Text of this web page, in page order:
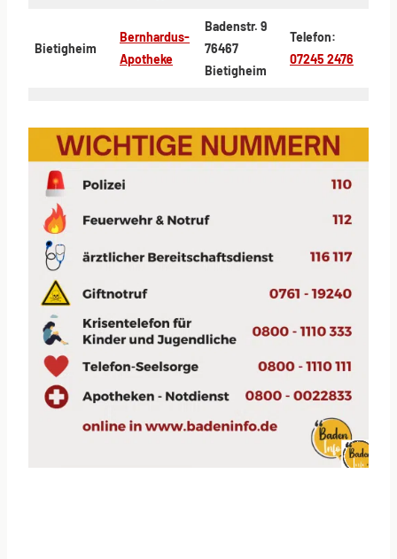
Bietigheim
Bernhardus-
Apotheke
Badenstr. 9
76467
Bietigheim
Telefon:
07245 2476